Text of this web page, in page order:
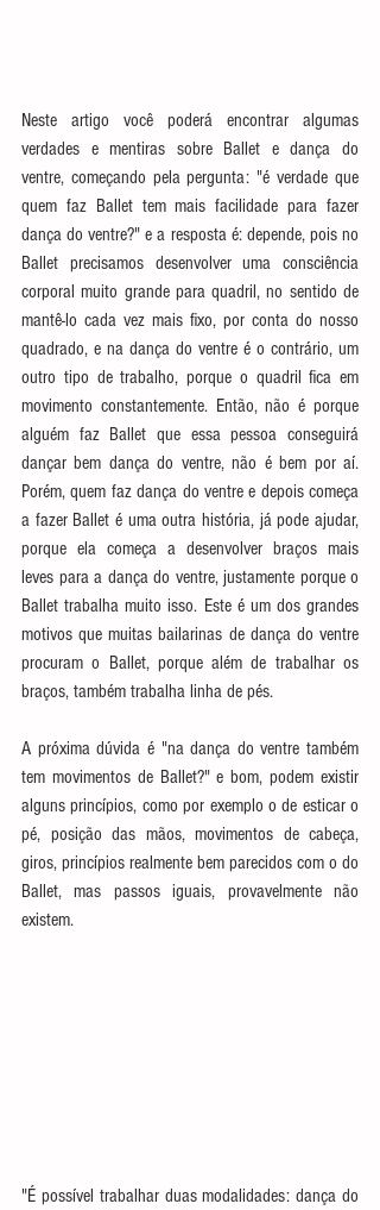
Neste artigo você poderá encontrar algumas
verdades e mentiras sobre Ballet e dança do
ventre, começando pela pergunta: "é verdade que
quem faz Ballet tem mais facilidade para fazer
dança do ventre?" e a resposta é: depende, pois no
Ballet precisamos desenvolver uma consciência
corporal muito grande para quadril, no sentido de
mantê-lo cada vez mais fixo, por conta do nosso
quadrado, e na dança do ventre é o contrário, um
outro tipo de trabalho, porque o quadril fica em
movimento constantemente. Então, não é porque
alguém faz Ballet que essa pessoa conseguirá
dançar bem dança do ventre, não é bem por aí.
Porém, quem faz dança do ventre e depois começa
a fazer Ballet é uma outra história, já pode ajudar,
porque ela começa a desenvolver braços mais
leves para a dança do ventre, justamente porque o
Ballet trabalha muito isso. Este é um dos grandes
motivos que muitas bailarinas de dança do ventre
procuram o Ballet, porque além de trabalhar os
braços, também trabalha linha de pés.
A próxima dúvida é "na dança do ventre também
tem movimentos de Ballet?" e bom, podem existir
alguns princípios, como por exemplo o de esticar o
pé, posição das mãos, movimentos de cabeça,
giros, princípios realmente bem parecidos com o do
Ballet, mas passos iguais, provavelmente não
existem.
"É possível trabalhar duas modalidades: dança do